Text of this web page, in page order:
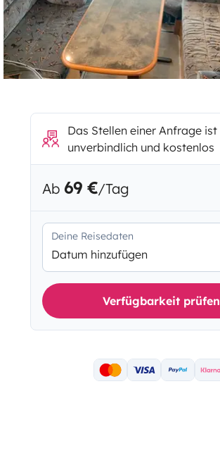
Das Stellen einer Anfrage ist
unverbindlich und kostenlos
Ab 69 €/Tag
Deine Reisedaten
Datum hinzufügen
Verfügbarkeit prüfen